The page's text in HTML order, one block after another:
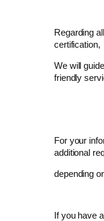
Regarding
certification,
We will
friendly
For your
additional
depending
If you have